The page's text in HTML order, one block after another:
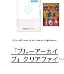
「ブルーアーカイ
ブ」クリアファイル